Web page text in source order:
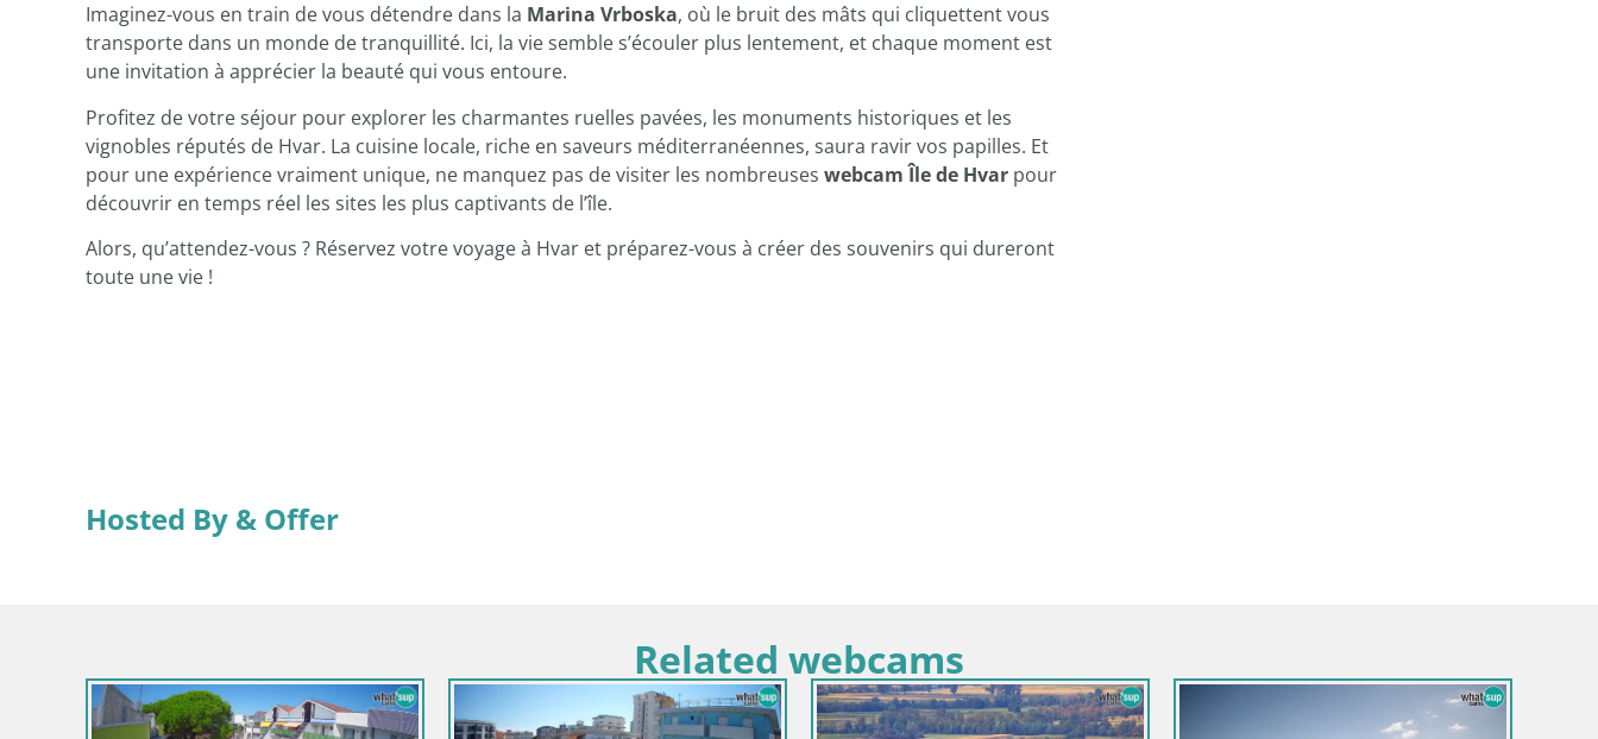
Imaginez-vous en train de vous détendre dans la Marina Vrboska, où le bruit des mâts qui cliquettent vous
transporte dans un monde de tranquillité. Ici, la vie semble s’écouler plus lentement, et chaque moment est
une invitation à apprécier la beauté qui vous entoure.
Profitez de votre séjour pour explorer les charmantes ruelles pavées, les monuments historiques et les
vignobles réputés de Hvar. La cuisine locale, riche en saveurs méditerranéennes, saura ravir vos papilles. Et
pour une expérience vraiment unique, ne manquez pas de visiter les nombreuses webcam Île de Hvar pour
découvrir en temps réel les sites les plus captivants de l’île.
Alors, qu’attendez-vous ? Réservez votre voyage à Hvar et préparez-vous à créer des souvenirs qui dureront
toute une vie !
Hosted By & Offer
Related webcams